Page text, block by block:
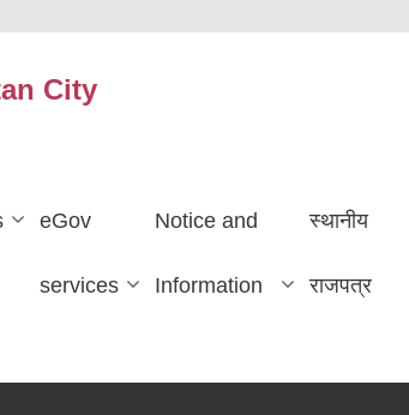
City
eGov
services
Notice and
Information
स्थानीय
राजपत्र